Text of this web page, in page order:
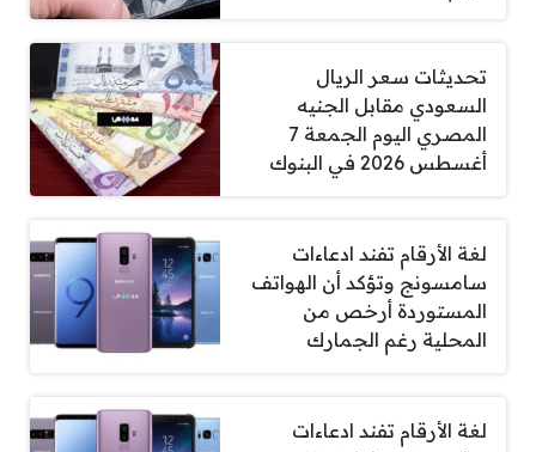
تحديثات سعر الريال
السعودي مقابل الجنيه
المصري اليوم الجمعة 7
أغسطس 2026 في البنوك
لغة الأرقام تفند ادعاءات
سامسونج وتؤكد أن الهواتف
المستوردة أرخص من
المحلية رغم الجمارك
لغة الأرقام تفند ادعاءات